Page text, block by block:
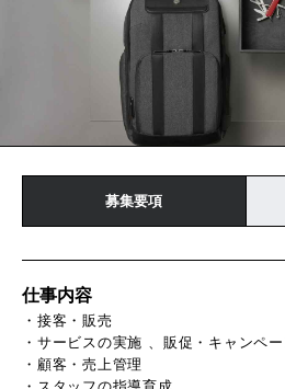
募集要項
仕事内容
・接客・販売
・サービスの実施 、販促・キャンペ
・顧客・売上管理